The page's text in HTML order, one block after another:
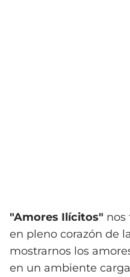
"Amores Ilícitos" nos
en pleno corazón de
mostrarnos los
en un ambiente